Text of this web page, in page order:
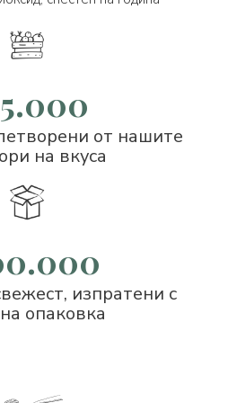
от нашите
на вкуса
изпратени с
опаковка